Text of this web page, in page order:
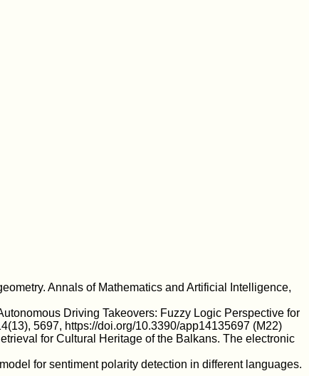
Annals of Mathematics and Artificial Intelligence,
Driving Takeovers: Fuzzy Logic Perspective for
5697, https://doi.org/10.3390/app14135697 (M22)
for Cultural Heritage of the Balkans. The electronic
for sentiment polarity detection in different languages.